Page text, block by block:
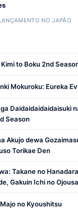
NO JAPÃO
to Boku 2nd
Mokuroku: Eureka
Daidaidaidaidaisuki
Season
Akujo dewa
Torikae Den
Takane no
Gakuin Ichi no
ni Narimashita
no Kyoushitsu